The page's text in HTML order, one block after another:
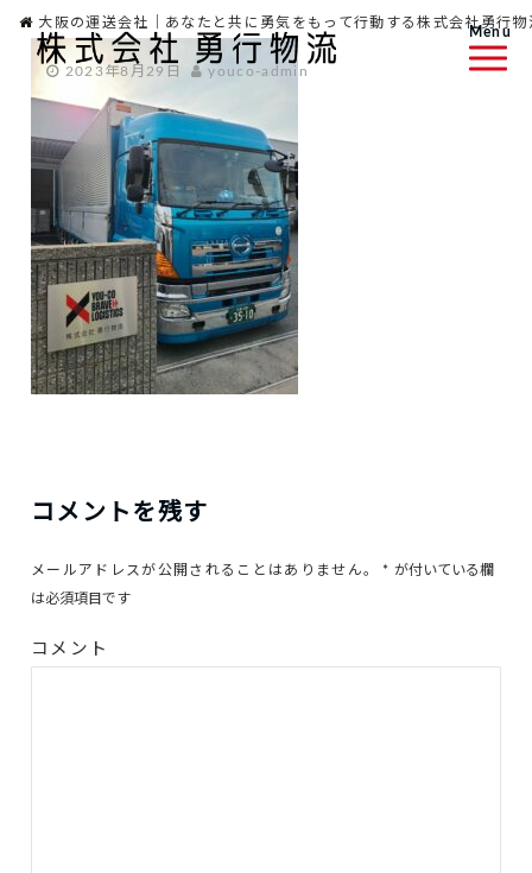
Menu
大阪の運送会社｜あなたと共に勇気をもって行動する株式会社勇行物
2023年8月29日 youco-admin
コメントを残す
メールアドレスが公開されることはありません。 * が付いている欄
は必須項目です
コメント